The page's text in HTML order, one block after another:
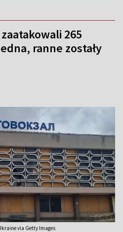
265
ranne zostały
via Getty Images